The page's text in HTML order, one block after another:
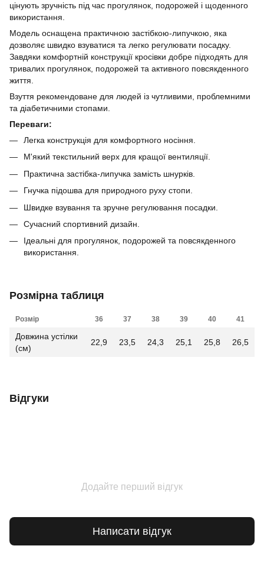
цінують зручність під час прогулянок, подорожей і щоденного
використання.
Модель оснащена практичною застібкою-липучкою, яка
дозволяє швидко взуватися та легко регулювати посадку.
Завдяки комфортній конструкції кросівки добре підходять для
тривалих прогулянок, подорожей та активного повсякденного
життя.
Взуття рекомендоване для людей із чутливими, проблемними
та діабетичними стопами.
Переваги:
Легка конструкція для комфортного носіння.
М'який текстильний верх для кращої вентиляції.
Практична застібка-липучка замість шнурків.
Гнучка підошва для природного руху стопи.
Швидке взування та зручне регулювання посадки.
Сучасний спортивний дизайн.
Ідеальні для прогулянок, подорожей та повсякденного
використання.
Розмірна таблиця
Розмір 36 37 38 39 40 41
Довжина устілки
(см)
22,9 23,5 24,3 25,1 25,8 26,5
Відгуки
Додайте перший відгук
Написати відгук